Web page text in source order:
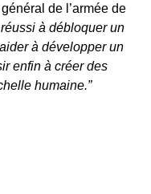
de l’armée de
à débloquer un
à développer un
enfin à créer des
humaine.”